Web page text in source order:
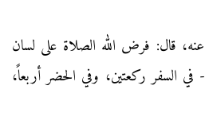
قال: فرض الله الصلاة على لسان
في السفر ركعتين، وفي الحضر أربعاً،